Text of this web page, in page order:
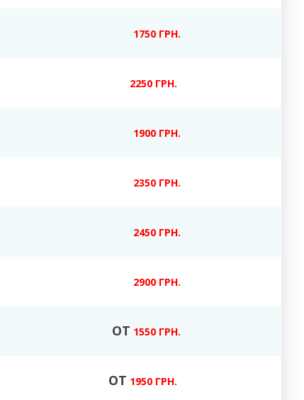
1750 ГРН.
2250 ГРН.
1900 ГРН.
2350 ГРН.
2450 ГРН.
2900 ГРН.
ОТ 1550 ГРН.
ОТ 1950 ГРН.